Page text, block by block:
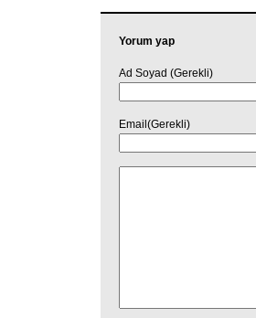
Yorum yap
Ad Soyad (Gerekli)
Email(Gerekli)